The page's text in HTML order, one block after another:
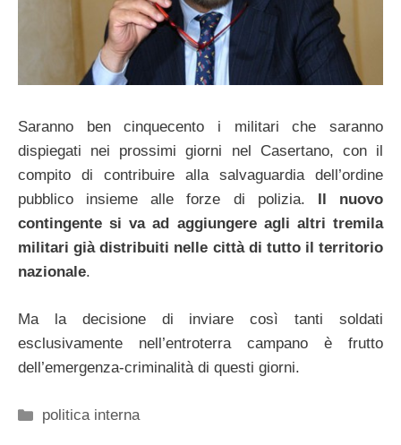
Saranno ben cinquecento i militari che saranno
dispiegati nei prossimi giorni nel Casertano, con il
compito di contribuire alla salvaguardia dell’ordine
pubblico insieme alle forze di polizia. Il nuovo
contingente si va ad aggiungere agli altri tremila
militari già distribuiti nelle città di tutto il territorio
nazionale.
Ma la decisione di inviare così tanti soldati
esclusivamente nell’entroterra campano è frutto
dell’emergenza-criminalità di questi giorni.
Categorie
politica interna